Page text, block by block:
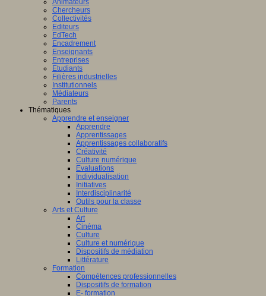
Animateurs
Chercheurs
Collectivités
Editeurs
EdTech
Encadrement
Enseignants
Entreprises
Etudiants
Filières industrielles
Institutionnels
Médiateurs
Parents
Thématiques
Apprendre et enseigner
Apprendre
Apprentissages
Apprentissages collaboratifs
Créativité
Culture numérique
Evaluations
Individualisation
Initiatives
Interdisciplinarité
Outils pour la classe
Arts et Culture
Art
Cinéma
Culture
Culture et numérique
Dispositifs de médiation
Littérature
Formation
Compétences professionnelles
Dispositifs de formation
E- formation